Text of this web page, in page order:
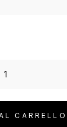
CARRELLO